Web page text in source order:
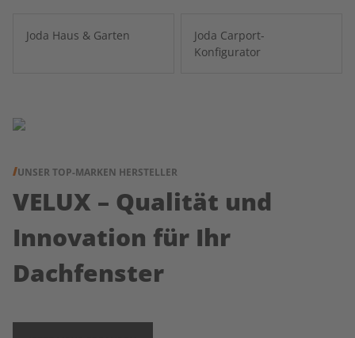
Joda Haus & Garten
Joda Carport-
Konfigurator
UNSER TOP-MARKEN HERSTELLER
VELUX – Qualität und
Innovation für Ihr
Dachfenster